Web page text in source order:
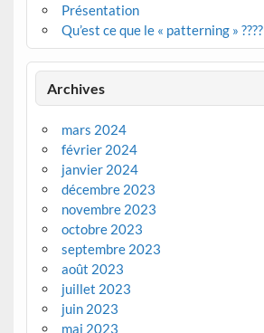
Présentation
Qu’est ce que le « patterning » ????
Archives
mars 2024
février 2024
janvier 2024
décembre 2023
novembre 2023
octobre 2023
septembre 2023
août 2023
juillet 2023
juin 2023
mai 2023